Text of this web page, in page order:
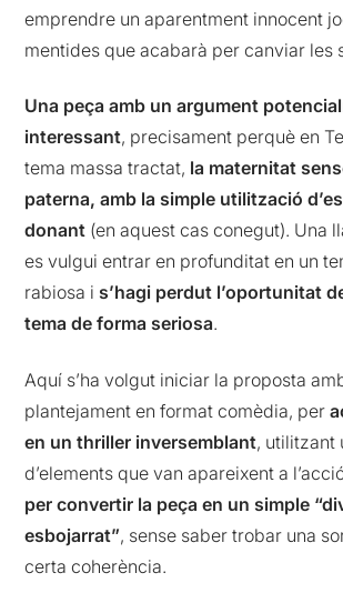
emprendre un aparentment innocent
mentides que acabarà per canviar les
Una peça amb un argument
interessant, precisament perquè en
tema massa tractat, la maternitat
paterna, amb la simple utilització
donant (en aquest cas conegut). Una
es vulgui entrar en profunditat en un
rabiosa i s’hagi perdut l’oportunitat
tema de forma seriosa.
Aquí s’ha volgut iniciar la proposta
plantejament en format comèdia, per
en un thriller inversemblant, utilitzant
d’elements que van apareixent a
per convertir la peça en un simple
esbojarrat”, sense saber trobar una
certa coherència.